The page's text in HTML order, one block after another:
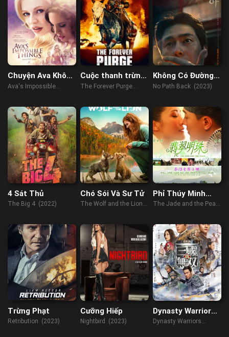
Chuyện Ava Không
Thể Làm
Ava's Impossible
Cuộc thanh trừng
vĩnh viễn
The Forever Purge
Không Có Đường
Lui
No Path Back (2023)
4 Sát Thủ
The Big 4 (2022)
Chó Sói Và Sư Tử
The Wolf and the Lion
Phỉ Thúy Minh
Châu
The Jade and the Pearl
Trừng Phạt
Retribution (2023)
Cưỡng Hiếp
Nightbird (2023)
Dynasty Warriors:
Chiến Binh Tam
Dynasty Warriors